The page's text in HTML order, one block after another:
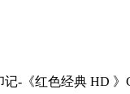
-《红色经典 HD 》